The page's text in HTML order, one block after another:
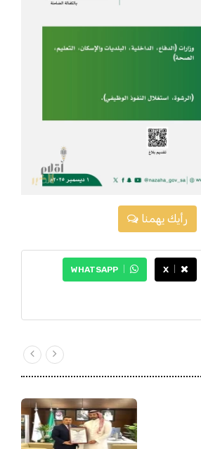
رأيك يهمنا
X
WHATSAPP